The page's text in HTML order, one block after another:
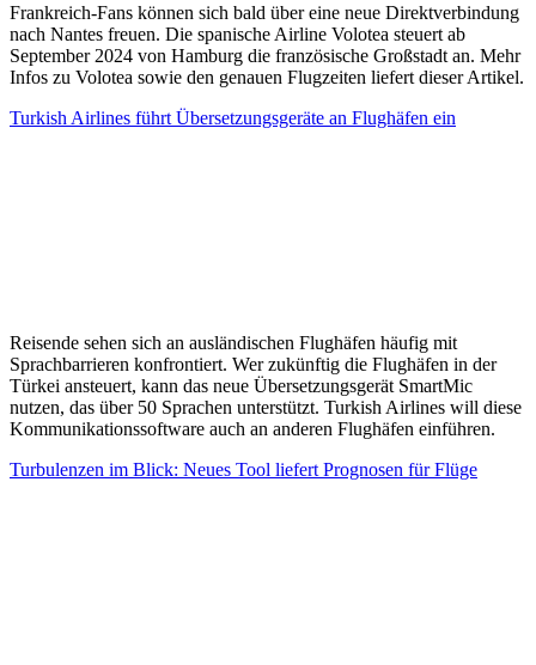
Frankreich-Fans können sich bald über eine neue Direktverbindung
nach Nantes freuen. Die spanische Airline Volotea steuert ab
September 2024 von Hamburg die französische Großstadt an. Mehr
Infos zu Volotea sowie den genauen Flugzeiten liefert dieser Artikel.
Turkish Airlines führt Übersetzungsgeräte an Flughäfen ein
Reisende sehen sich an ausländischen Flughäfen häufig mit
Sprachbarrieren konfrontiert. Wer zukünftig die Flughäfen in der
Türkei ansteuert, kann das neue Übersetzungsgerät SmartMic
nutzen, das über 50 Sprachen unterstützt. Turkish Airlines will diese
Kommunikationssoftware auch an anderen Flughäfen einführen.
Turbulenzen im Blick: Neues Tool liefert Prognosen für Flüge